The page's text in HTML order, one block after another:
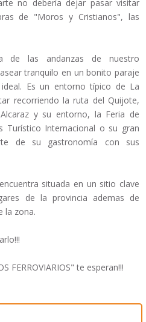
no debería dejar pasar visitar
de "Moros y Cristianos", las
de las andanzas de nuestro
tranquilo en un bonito paraje
Es un entorno típico de La
recorriendo la ruta del Quijote,
y su entorno, la Feria de
Turístico Internacional o su gran
de su gastronomía con sus
situada en un sitio clave
de la provincia ademas de
la zona.
FERROVIARIOS" te esperan!!!